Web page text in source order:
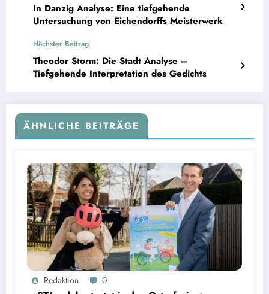
In Danzig Analyse: Eine tiefgehende
Untersuchung von Eichendorffs Meisterwerk
Nächster Beitrag
Theodor Storm: Die Stadt Analyse –
Tiefgehende Interpretation des Gedichts
ÄHNLICHE BEITRÄGE
oSTAradeln startet in den Osterferien: Radfahrer im Landkreis Starnberg können Preise per
QR Code gewinnen | Bild: © Landratsamt Starnberg
Redaktion 0